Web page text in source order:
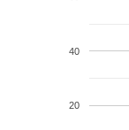
20
40